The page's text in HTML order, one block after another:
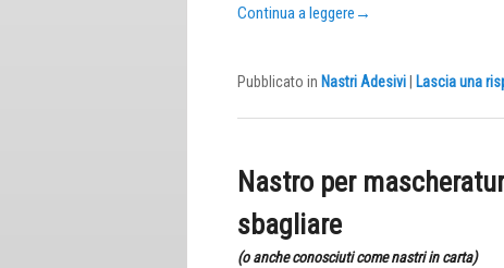
Continua a leggere →
Pubblicato in Nastri Adesivi Lascia una
Nastro per
sbagliare
(o anche conosciuti come nastri in carta)